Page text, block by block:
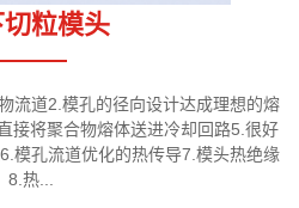
粒模头
流道2.模孔的径向设计达成理想的熔
接将聚合物熔体送进冷却回路5.很好
模孔流道优化的热传导7.模头热绝缘
8.热...